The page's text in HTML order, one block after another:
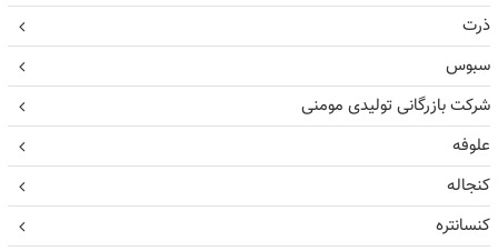
ذرت
سبوس
شرکت بازرگانی تولیدی مومنی
علوفه
کنجاله
کنسانتره